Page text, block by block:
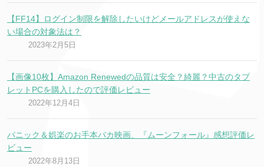
【FF14】ログイン制限を解除したいけどメールアドレスが使えな
い場合の対象法は？
2023年2月5日
【画像10枚】Amazon Renewedの品質は安全？綺麗？中古のタブ
レットPCを購入したので評価レビュー
2022年12月4日
パニック＆娯楽のお手本バカ映画、『ムーンフォール』感想評価レ
ビュー
2022年8月13日